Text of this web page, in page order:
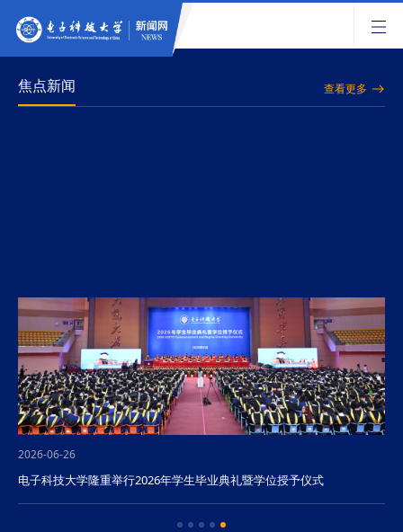
焦点新闻 查看更多
2026-06-26
电子科技大学隆重举行2026年学生毕业典礼暨学位授予仪式